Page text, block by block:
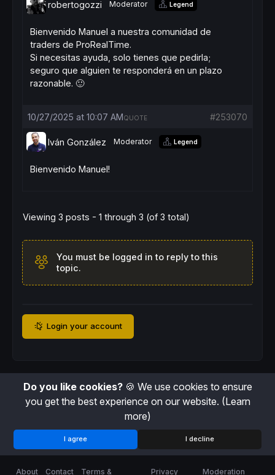
robertogozzi Moderator Legend
Bienvenido Manuel a nuestra comunidad de
traders de ProRealTime.
Si necesitas ayuda, solo tienes que pedirla;
seguro que alguien te responderá en un plazo
razonable. 🙂
10/27/2025 at 10:07 AM #253070
QUOTE
Iván González Moderator Legend
Bienvenido Manuel!
Viewing 3 posts - 1 through 3 (of 3 total)
You must be logged in to reply to this
topic.
Login your account
Do you like cookies?🍪 We use cookies to ensure
you get the best experience on our website. (Learn
more)
I agree I decline
About Contact Terms & Privacy Moderation